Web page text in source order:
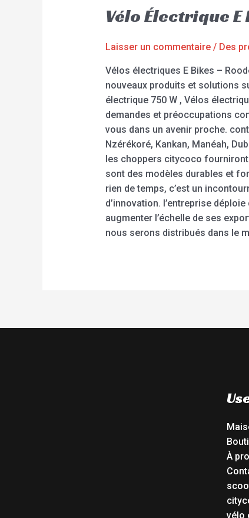
Vélo Électrique
Laisser un commentaire / Des
Vélos électriques E Bikes –
nouveaux produits et solutions
électrique 750 W , Vélos
demandes et préoccupations
vous dans un avenir proche.
Nzérékoré, Kankan, Manéah,
les choppers citycoco fourniront
sont des modèles durables et
rien de temps, c’est un
d’innovation. l’entreprise
augmenter l’échelle de ses
nous serons distribués dans le
À
vélo